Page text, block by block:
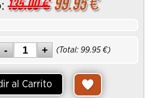
135.00€ 99.95€
(Total:99.95€)
al Carrito